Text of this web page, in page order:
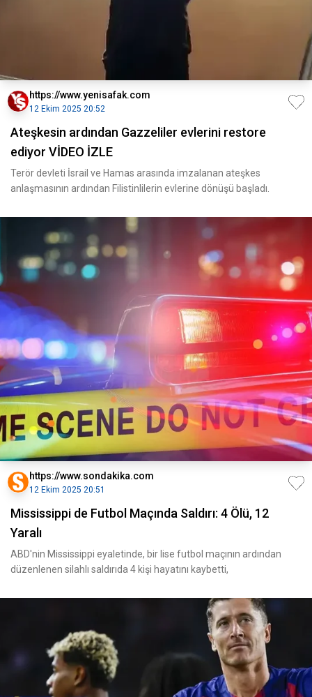
https://www.yenisafak.com
12 Ekim 2025 20:52
Ateşkesin ardından Gazzeliler evlerini restore
ediyor VİDEO İZLE
Terör devleti İsrail ve Hamas arasında imzalanan ateşkes
anlaşmasının ardından Filistinlilerin evlerine dönüşü başladı.
https://www.sondakika.com
12 Ekim 2025 20:51
Mississippi de Futbol Maçında Saldırı: 4 Ölü, 12
Yaralı
ABD'nin Mississippi eyaletinde, bir lise futbol maçının ardından
düzenlenen silahlı saldırıda 4 kişi hayatını kaybetti,